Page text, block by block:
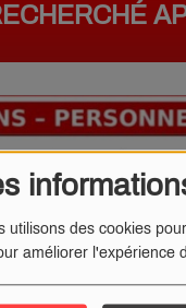
utilisons des cookies
améliorer l'expérience